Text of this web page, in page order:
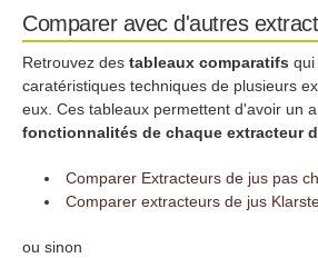
Comparer avec d'autres
Retrouvez des tableaux comparatifs qui
caratéristiques techniques de plusieurs
eux. Ces tableaux permettent d'avoir un
fonctionnalités de chaque extracteur
Comparer Extracteurs de jus pas
Comparer extracteurs de jus
ou sinon